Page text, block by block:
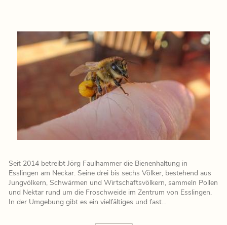
Seit 2014 betreibt Jörg Faulhammer die Bienenhaltung in
Esslingen am Neckar. Seine drei bis sechs Völker, bestehend aus
Jungvölkern, Schwärmen und Wirtschaftsvölkern, sammeln Pollen
und Nektar rund um die Froschweide im Zentrum von Esslingen.
In der Umgebung gibt es ein vielfältiges und fast…